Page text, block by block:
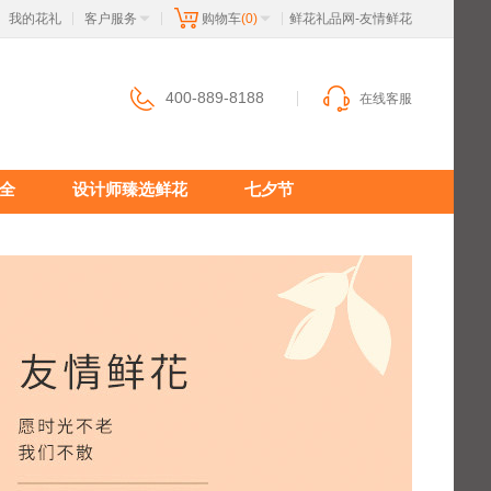
我的花礼 客户服务 购物车(0) 鲜花礼品网-友情鲜花
400-889-8188 在线客服
设计师臻选鲜花 七夕节